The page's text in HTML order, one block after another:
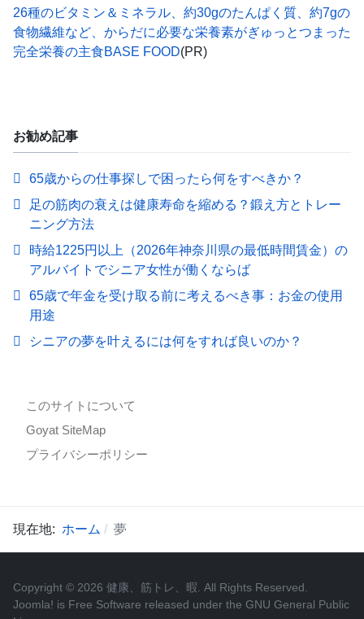
26種のビタミン＆ミネラル、約30gのたんぱく質、約7gの
食物繊維など、からだに必要な栄養素がぎゅっとつまった
完全栄養の主食BASE FOOD(PR)
お勧め記事
65歳からの仕事探しで困ったら何をすべきか？
足の筋肉の衰えは健康寿命を縮める？鍛え方とトレー
ニング方法
時給1225円以上（2026年神奈川県の最低時間賃金）の
アルバイトでシニア女性が働くならば
65歳で年金を受け取る前に考えるべき事：お金の使用
用途
シニアの夢を叶えるには何をすれば良いのか？
このサイトについて
Goyat SiteMap
プライバシーポリシー
現在地: ホーム 夢
Copyright © 2026 健康、筋トレ、暇. All Rights Reserved.
Joomla! is Free Software released under the GNU General Public